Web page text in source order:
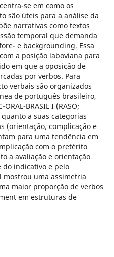
se em como os
são úteis para a análise da
narrativas como textos
temporal que demanda
e backgrounding. Essa
a posição laboviana para
em que a oposição de
por verbos. Para
verbais são organizados
de português brasileiro,
BRASIL I (RASO;
a suas categorias
(orientação, complicação e
para uma tendência em
com o pretérito
a avaliação e orientação
do indicativo e pelo
mostrou uma assimetria
maior proporção de verbos
em estruturas de